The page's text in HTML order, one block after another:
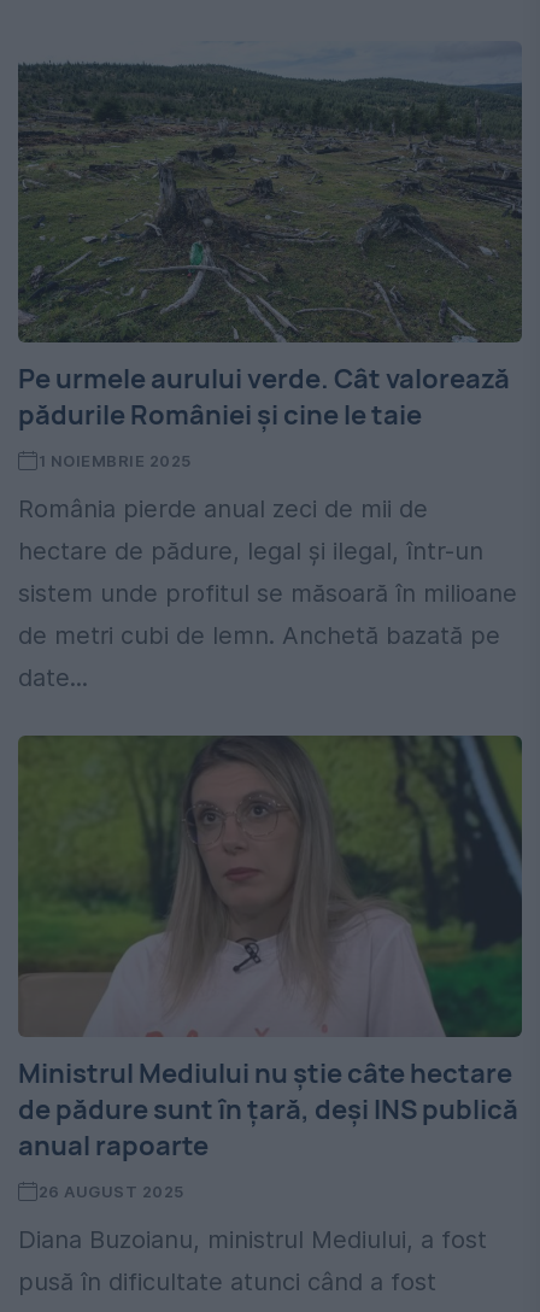
Pe urmele aurului verde. Cât valorează
pădurile României și cine le taie
1 NOIEMBRIE 2025
România pierde anual zeci de mii de
hectare de pădure, legal și ilegal, într-un
sistem unde profitul se măsoară în milioane
de metri cubi de lemn. Anchetă bazată pe
date...
Ministrul Mediului nu știe câte hectare
de pădure sunt în țară, deși INS publică
anual rapoarte
26 AUGUST 2025
Diana Buzoianu, ministrul Mediului, a fost
pusă în dificultate atunci când a fost